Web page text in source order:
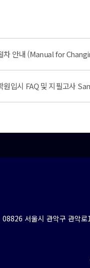
차 안내 (Manual for
원입시 FAQ 및 지필고사
08826 서울시 관악구 관악로